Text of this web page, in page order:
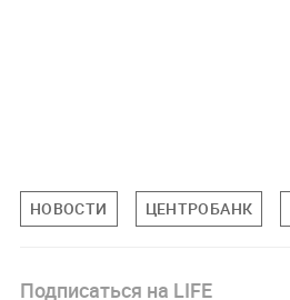
НОВОСТИ ЦЕНТРОБАНК
Подписаться на LIFE